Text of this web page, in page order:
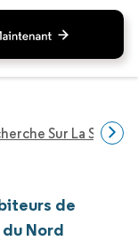
Sur La Santé
de
Nord